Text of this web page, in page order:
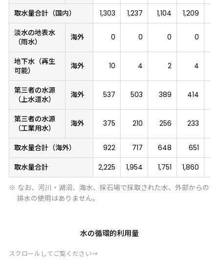
取水量合計（国内） 1,303 1,237 1,104 1,209
淡水の地表水
（雨水）
海外 0 0 0 0
地下水（再生
可能）
海外 10 4 2 4
第三者の水源
（上水道水）
海外 537 503 389 414
第三者の水源
（工業用水）
海外 375 210 256 233
取水量合計（海外） 922 717 648 651
取水量合計
2,225 1,954 1,751 1,860
※ なお、河川・湖沼、海水、採石場で採取された水、外部からの
排水の使用はありません。
水の循環的利用量
スクロールしてご覧ください→